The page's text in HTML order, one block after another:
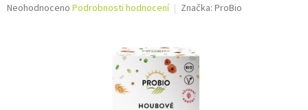
Průměrné
Neohodnoceno Podrobnosti hodnocení Značka: ProBio